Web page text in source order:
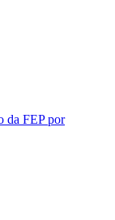
da FEP por